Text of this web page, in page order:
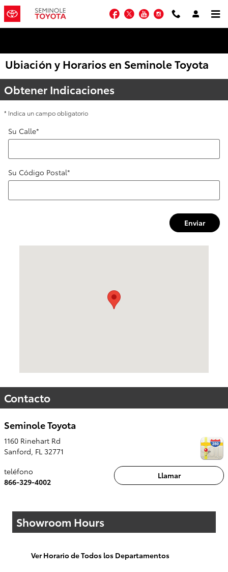
Saltar al contenido principal
Facebook
TwitterYouTubeInstagram
Ubiación y Horarios en Seminole Toyota
Obtener Indicaciones
* Indica un campo obligatorio
Su Calle*
Su Código Postal*
Enviar
Contacto
Seminole Toyota
1160 Rinehart Rd
Sanford FL 32771
Llamar
teléfono
866-329-4002
Showroom Hours
Ver Horario de Todos los Departamentos